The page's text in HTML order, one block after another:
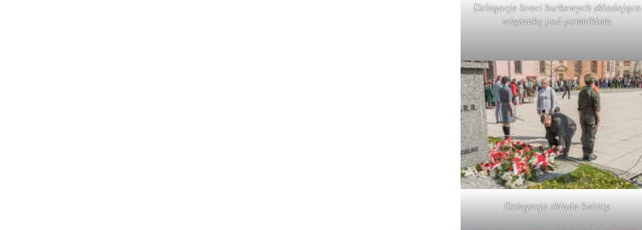
Delegacja braci kurkowych składająca
wiązankę pod pomnikiem.
Delegacja składa kwiaty.